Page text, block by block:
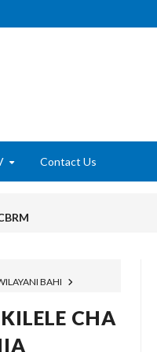
Contact Us
YA
WALIOMALIZA MUDA
BAHI
CHA